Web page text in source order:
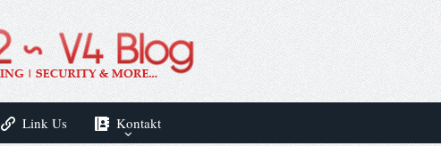
Link Us Kontakt